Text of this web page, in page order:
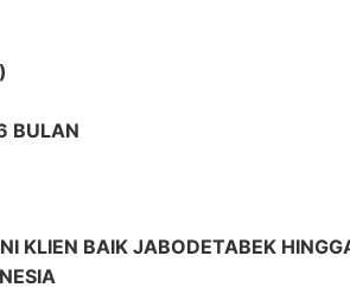
BULAN
KLIEN BAIK JABODETABEK